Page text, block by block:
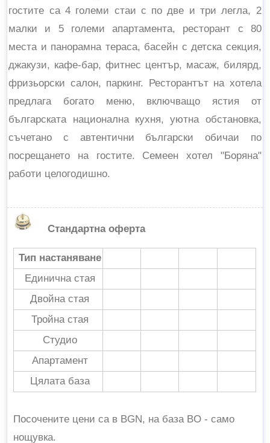
гостите са 4 големи стаи с по две и три легла, 2
малки и 5 големи апартамента, ресторант с 80
места и панорамна тераса, басейн с детска секция,
джакузи, кафе-бар, фитнес център, масаж, билярд,
фризьорски салон, паркинг. Ресторантът на хотела
предлага богато меню, включващо ястия от
българската национална кухня, уютна обстановка,
съчетано с автентични български обичаи по
посрещането на гостите. Семеен хотел "Боряна"
работи целогодишно.
Стандартна оферта
Тип настаняване
Единична стая
Двойна стая
Тройна стая
Студио
Апартамент
Цялата база
Посочените цени са в BGN, на база BO - само
нощувка.